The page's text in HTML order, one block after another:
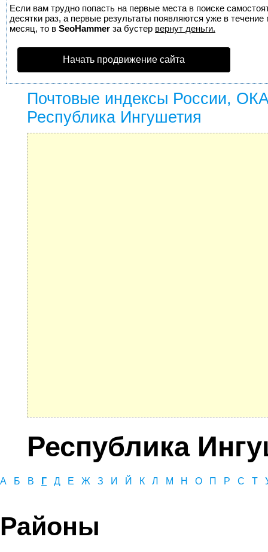
Если вам трудно попасть на первые места в поиске
десятки раз, а первые результаты появляются уже в
месяц, то в SeoHammer за бустер вернут деньги.
Начать продвижение сайта
Почтовые индексы России,
Республика Ингушетия
Республика
А Б В Г Д Е Ж З И Й К Л М Н О П Р С Т
Районы